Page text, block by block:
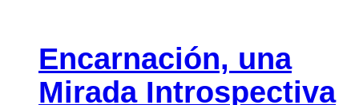
Encarnación, una
Mirada Introspectiva